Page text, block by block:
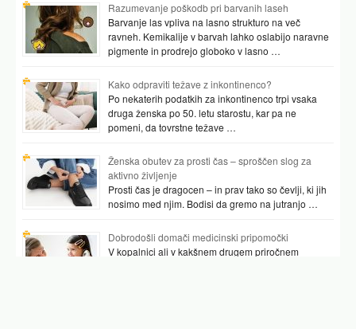
Razumevanje poškodb pri barvanih laseh
Barvanje las vpliva na lasno strukturo na več
ravneh. Kemikalije v barvah lahko oslabijo naravne
pigmente in prodrejo globoko v lasno …
Kako odpraviti težave z inkontinenco?
Po nekaterih podatkih za inkontinenco trpi vsaka
druga ženska po 50. letu starostu, kar pa ne
pomeni, da tovrstne težave …
Ženska obutev za prosti čas – sproščen slog za
aktivno življenje
Prosti čas je dragocen – in prav tako so čevlji, ki jih
nosimo med njim. Bodisi da gremo na jutranjo …
Dobrodošli domači medicinski pripomočki
V kopalnici ali v kakšnem drugem priročnem